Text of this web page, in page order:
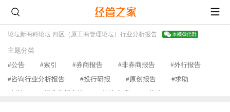
论坛新商科论坛 四区（原工商管理论坛） 行业分析报告
主题分类
#公告
#索引 #券商报告 #非券商报告
#外行报告
#咨询行业分析报告
#投行研报 #原创报告
#求助
#讨论
#行业分析方法 #咨询文摘 #其他